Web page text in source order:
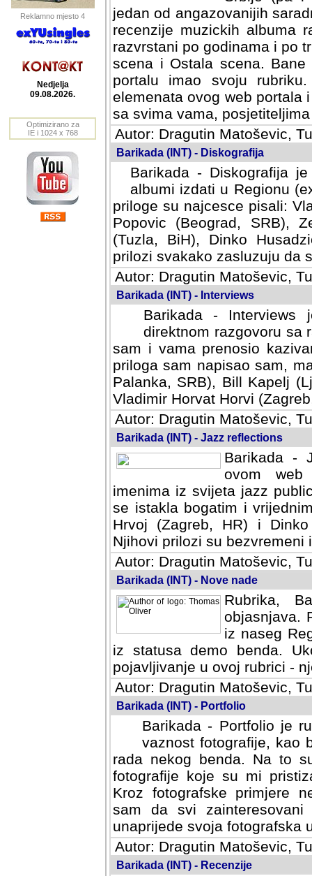
Reklamno mjesto 4
Nedjelja
09.08.2026.
Optimizirano za
IE i 1024 x 768
jedan od angazovanijih
recenzije muzickih albuma
razvrstani po godinama i po
scena i Ostala scena.
portalu imao svoju
elemenata ovog web portala
sa svima vama,
Autor: Dragutin Matoševic,
Barikada (INT) - Diskografija
Barikada - Diskografija
albumi izdati u Regionu
priloge su najcesce pisali:
Popovic (Beograd, SRB),
(Tuzla, BiH), Dinko
prilozi svakako zasluzuju da
Autor: Dragutin Matoševic,
Barikada (INT) - Interviews
Barikada -
direktnom razgovoru sa
sam i vama prenosio
priloga sam napisao sam,
Palanka, SRB), Bill Kapelj
Vladimir Horvat Horvi
Autor: Dragutin Matoševic,
Barikada (INT) - Jazz reflections
Barikada -
ovom web
imenima iz svijeta jazz
se istakla bogatim i
Hrvoj (Zagreb, HR) i
Njihovi prilozi su bezvremeni
Autor: Dragutin Matoševic,
Barikada (INT) - Nove nade
Rubrika,
objasnjava.
iz naseg
iz statusa demo benda.
pojavljivanje u ovoj rubrici -
Autor: Dragutin Matoševic,
Barikada (INT) - Portfolio
Barikada - Portfolio je
vaznost fotografije, kao
rada nekog benda. Na to
fotografije koje su mi
fotografske primjere
svi zainteresovani
svoja fotografska umijeca.
Autor: Dragutin Matoševic,
Barikada (INT) - Recenzije